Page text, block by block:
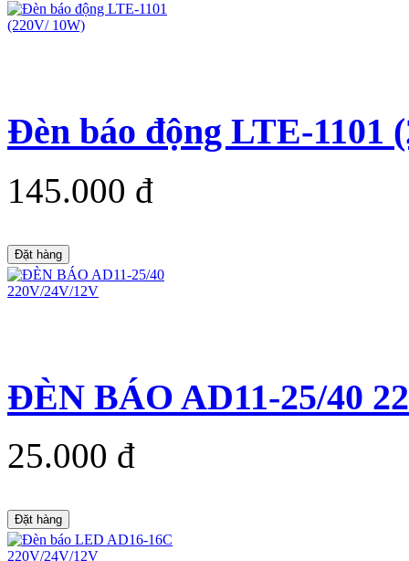
Đèn báo động LTE-1101
145.000 đ
Đặt hàng
ĐÈN BÁO AD11-25/40
25.000 đ
Đặt hàng